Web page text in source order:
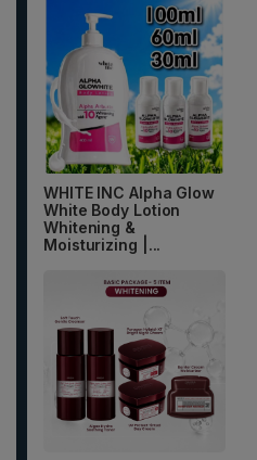
WHITE INC Alpha Glow
White Body Lotion
Whitening &
Moisturizing |...